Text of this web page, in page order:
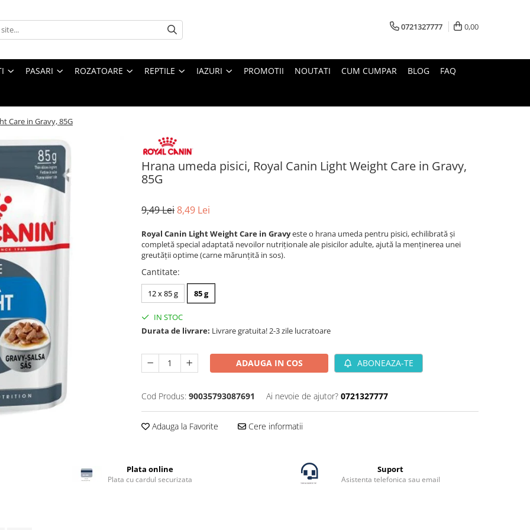
0721327777 0,00
PASARI ROZATOARE REPTILE IAZURI PROMOTII NOUTATI CUM CUMPAR BLOG FAQ
Care in Gravy, 85G
Hrana umeda pisici, Royal Canin Light Weight Care in Gravy,
85G
9,49 Lei8,49 Lei
Royal Canin Light Weight Care in Gravyeste o hrana umeda pentru pisici, echilibrată și
completă special adaptată nevoilor nutriționale ale pisicilor adulte, ajută la menţinerea unei
greutății optime (carne mărunțită in sos).
Cantitate:
12 x 85 g 85 g
IN STOC
Durata de livrare: Livrare gratuita! 2-3 zile lucratoare
ADAUGA IN COS ABONEAZA-TE
Cod Produs: 90035793087691 Ai nevoie de ajutor? 0721327777
Adauga la Favorite Cere informatii
Plata online
Plata cu cardul securizata
Suport
Asistenta telefonica sau email